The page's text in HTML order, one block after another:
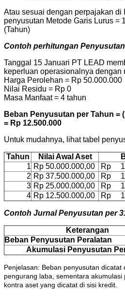
Atau sesuai dengan perpajakan di
penyusutan Metode Garis Lurus =
(Tahun)
Contoh perhitungan
Tanggal 15 Januari PT LEAD
keperluan operasionalnya dengan
Harga Perolehan = Rp 50.000.000
Nilai Residu = Rp 0
Masa Manfaat = 4 tahun
Beban Penyusutan per Tahun =
= Rp 12.500.000
Untuk mudahnya, lihat tabel
Tahun Nilai Awal Aset
1 Rp 50.000.000,00 Rp
2 Rp 37.500.000,00 Rp
3 Rp 25.000.000,00 Rp
4 Rp 12.500.000,00 Rp
Contoh Jurnal Penyusutan per
Keterangan
Beban Penyusutan Peralatan
Akumulasi Penyusutan
Penjelasan: Beban penyusutan dicatat
pengurang laba, sementara akumulasi
kontra aset yang dicatat di sisi kredit.